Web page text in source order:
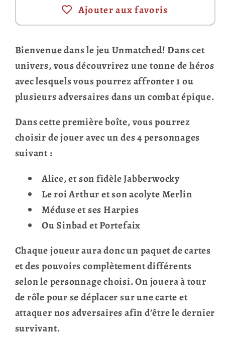
Ajouter aux favoris
Bienvenue dans le jeu Unmatched! Dans cet
univers, vous découvrirez une tonne de héros
avec lesquels vous pourrez affronter 1 ou
plusieurs adversaires dans un combat épique.
Dans cette première boîte, vous pourrez
choisir de jouer avec un des 4 personnages
suivant :
Alice, et son fidèle Jabberwocky
Le roi Arthur et son acolyte Merlin
Méduse et ses Harpies
Ou Sinbad et Portefaix
Chaque joueur aura donc un paquet de cartes
et des pouvoirs complètement différents
selon le personnage choisi. On jouera à tour
de rôle pour se déplacer sur une carte et
attaquer nos adversaires afin d’être le dernier
survivant.